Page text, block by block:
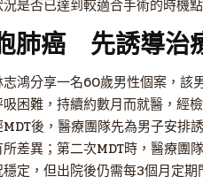
是否已達到較適合手術的時機點
肺癌 先誘導治
鴻分享一名60歲男性個案，該
困難，持續約數月而就醫，經
後，醫療團隊先為男子安排
差異；第二次MDT時，醫療團
定，但出院後仍需每3個月定期